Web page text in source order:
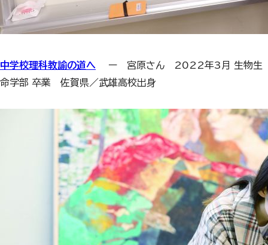
中学校理科教諭の道へ ー 宮原さん 2022年3月 生物生
命学部 卒業 佐賀県／武雄高校出身